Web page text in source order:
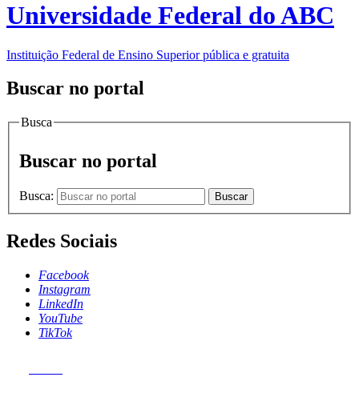
Universidade Federal do ABC
Instituição Federal de Ensino Superior pública e gratuita
Buscar no portal
Busca
Buscar no portal
Busca: Buscar
Redes Sociais
Facebook
Instagram
LinkedIn
YouTube
TikTok